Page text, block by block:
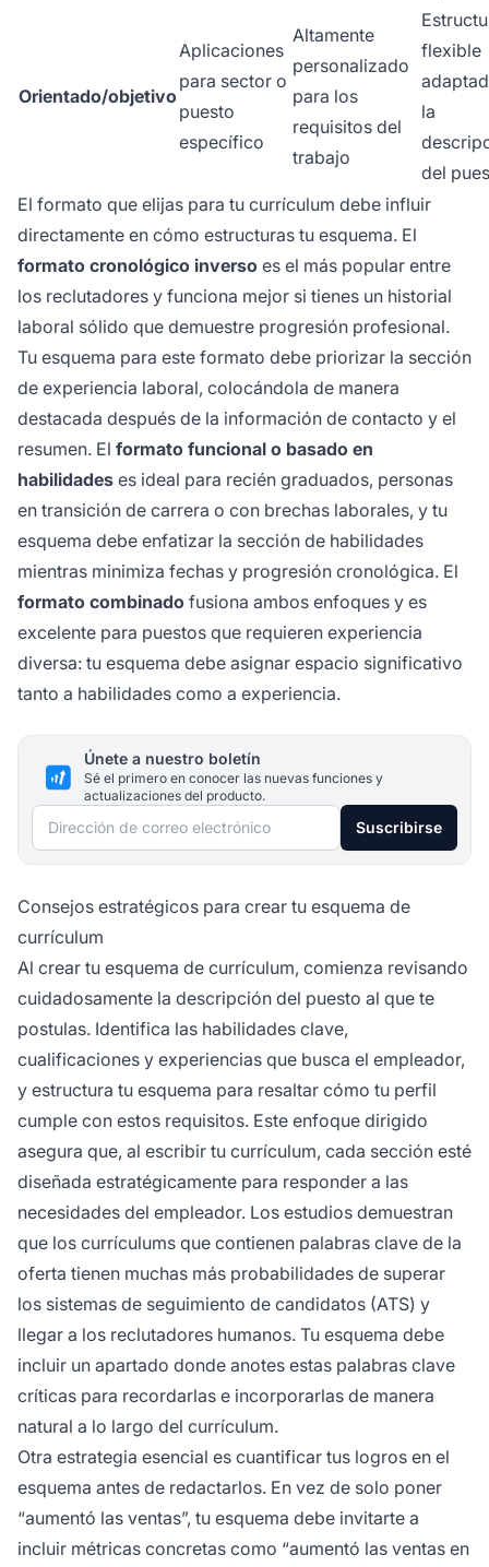
Orientado/objetivo
Aplicaciones
para sector o
puesto
específico
Altamente
personalizado
para los
requisitos del
trabajo
flexible
la
del
El formato que elijas para tu currículum debe influir
directamente en cómo estructuras tu esquema. El
formato cronológico inverso es el más popular entre
los reclutadores y funciona mejor si tienes un historial
laboral sólido que demuestre progresión profesional.
Tu esquema para este formato debe priorizar la sección
de experiencia laboral, colocándola de manera
destacada después de la información de contacto y el
resumen. El formato funcional o basado en
habilidades es ideal para recién graduados, personas
en transición de carrera o con brechas laborales, y tu
esquema debe enfatizar la sección de habilidades
mientras minimiza fechas y progresión cronológica. El
formato combinado fusiona ambos enfoques y es
excelente para puestos que requieren experiencia
diversa: tu esquema debe asignar espacio significativo
tanto a habilidades como a experiencia.
Únete a nuestro boletín
Sé el primero en conocer las nuevas funciones y
actualizaciones del producto.
Dirección de correo electrónico Suscribirse
Consejos estratégicos para crear tu esquema de
currículum
Al crear tu esquema de currículum, comienza revisando
cuidadosamente la descripción del puesto al que te
postulas. Identifica las habilidades clave,
cualificaciones y experiencias que busca el empleador,
y estructura tu esquema para resaltar cómo tu perfil
cumple con estos requisitos. Este enfoque dirigido
asegura que, al escribir tu currículum, cada sección esté
diseñada estratégicamente para responder a las
necesidades del empleador. Los estudios demuestran
que los currículums que contienen palabras clave de la
oferta tienen muchas más probabilidades de superar
los sistemas de seguimiento de candidatos (ATS) y
llegar a los reclutadores humanos. Tu esquema debe
incluir un apartado donde anotes estas palabras clave
críticas para recordarlas e incorporarlas de manera
natural a lo largo del currículum.
Otra estrategia esencial es cuantificar tus logros en el
esquema antes de redactarlos. En vez de solo poner
“aumentó las ventas”, tu esquema debe invitarte a
incluir métricas concretas como “aumentó las ventas en